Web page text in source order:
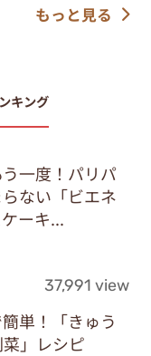
もっと見る
キング
一度！パリパ
ない「ビエネ
ーキ...
37,991 view
単！「きゅう
」レシピ